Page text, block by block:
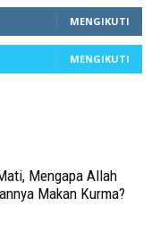
MENGIKUTI
MENGIKUTI
Mengapa Allah
Makan Kurma?